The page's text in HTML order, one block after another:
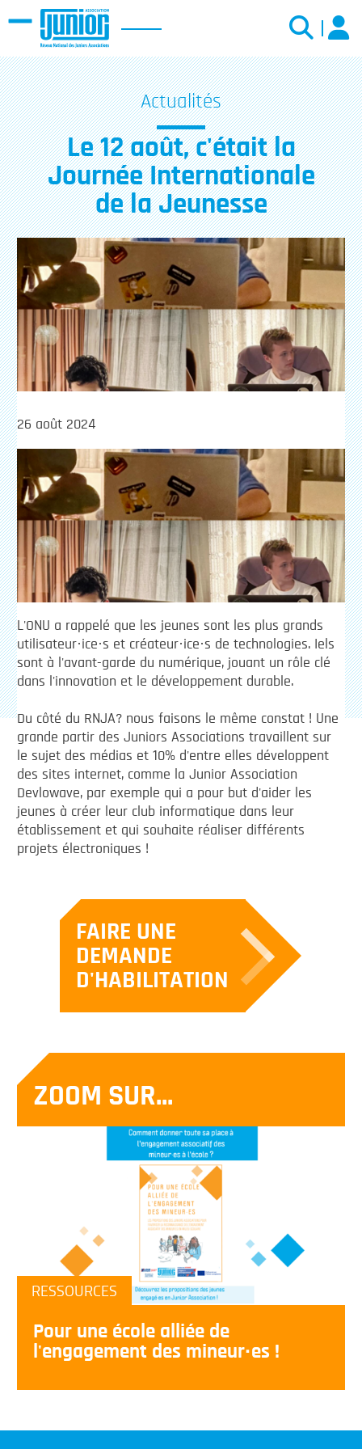
Menu
Actualités
Le 12 août, c'était la
Journée Internationale
de la Jeunesse
26 août 2024
L'ONU a rappelé que les jeunes sont les plus grands
utilisateur·ice·s et créateur·ice·s de technologies. Iels
sont à l'avant-garde du numérique, jouant un rôle clé
dans l'innovation et le développement durable.
Du côté du RNJA? nous faisons le même constat ! Une
grande partir des Juniors Associations travaillent sur
le sujet des médias et 10% d'entre elles développent
des sites internet, comme la Junior Association
Devlowave, par exemple qui a pour but d'aider les
jeunes à créer leur club informatique dans leur
établissement et qui souhaite réaliser différents
projets électroniques !
FAIRE UNE
DEMANDE
D'HABILITATION
ZOOM SUR...
RESSOURCES
Pour une école alliée de
l'engagement des mineur·es !